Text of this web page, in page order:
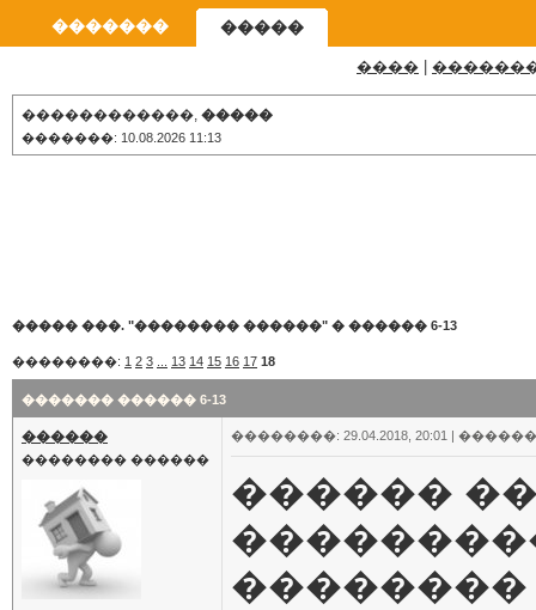
������� �����
����
������������, �����
�������: 10.08.2026 11:13
����� ���. "�������� ������" � ������ 6-13
��������: 1 2 3 13 14 15 16 17 18
������� ������ 6-13
������
�������� ������
��������: 29.04.2018, 20:01 |
������